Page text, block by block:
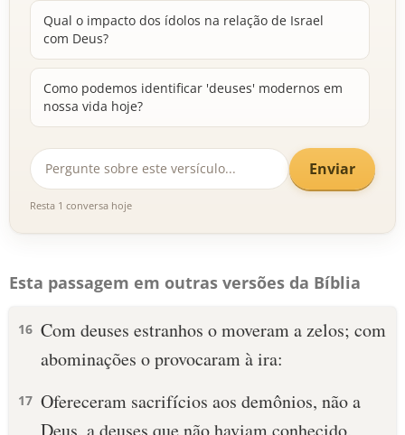
Qual o impacto dos ídolos na relação de Israel
com Deus?
Como podemos identificar 'deuses' modernos em
nossa vida hoje?
Enviar
Resta 1 conversa hoje
Esta passagem em outras versões da Bíblia
16 Com deuses estranhos o moveram a zelos; com
abominações o provocaram à ira:
17 Ofereceram sacrifícios aos demônios, não a
Deus, a deuses que não haviam conhecido,